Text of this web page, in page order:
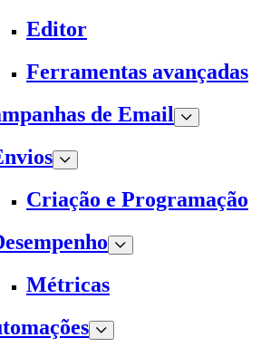
Editor
Ferramentas avançadas
de Email
Criação e Programação
Métricas